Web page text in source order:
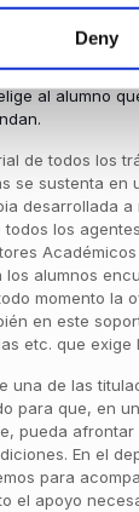
Deny
opten a
que les
propios
al alumno
de todos los
se sustenta en
desarrollada a
los
los alumnos
momento la
en este
etc. que exige
una de las
para que, en
pueda afrontar
En el
para
el apoyo